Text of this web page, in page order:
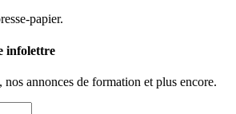
papier.
infolettre
nos annonces de formation et plus encore.